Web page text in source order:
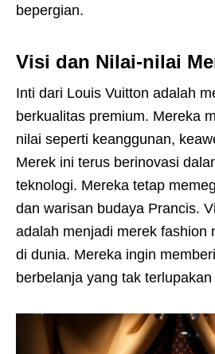
bepergian.
Visi dan Nilai-nilai
Inti dari Louis Vuitton adalah
berkualitas premium. Mereka
nilai seperti keanggunan,
Merek ini terus berinovasi
teknologi. Mereka tetap
dan warisan budaya Prancis.
adalah menjadi merek fashion
di dunia. Mereka ingin
berbelanja yang tak